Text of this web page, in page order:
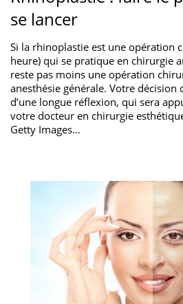
se lancer
Si la rhinoplastie est une opération
heure) qui se pratique en chirurgie
reste pas moins une opération
anesthésie générale. Votre
d’une longue réflexion, qui sera
votre docteur en chirurgie
Getty Images…